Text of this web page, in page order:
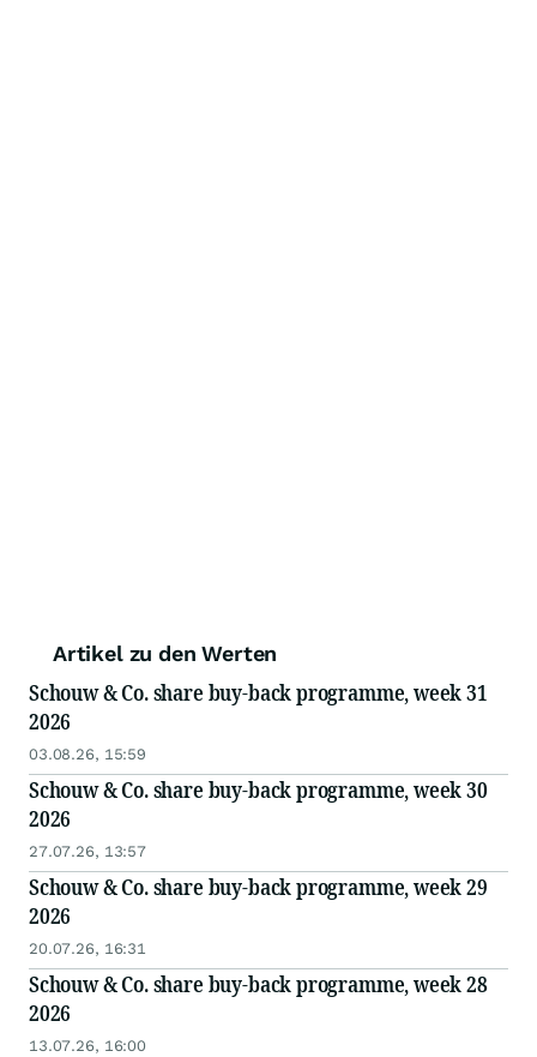
Artikel zu den Werten
Schouw & Co. share buy-back programme, week 31
2026
03.08.26, 15:59
Schouw & Co. share buy-back programme, week 30
2026
27.07.26, 13:57
Schouw & Co. share buy-back programme, week 29
2026
20.07.26, 16:31
Schouw & Co. share buy-back programme, week 28
2026
13.07.26, 16:00